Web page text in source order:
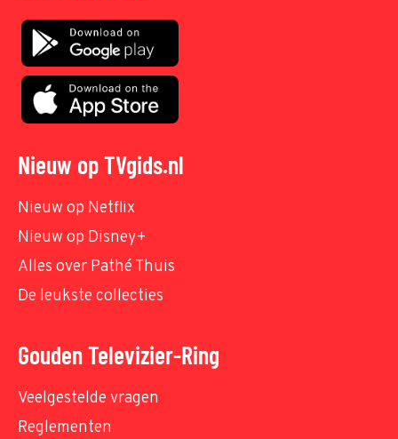
Nieuw op TVgids.nl
Nieuw op Netflix
Nieuw op Disney+
Alles over Pathé Thuis
De leukste collecties
Gouden Televizier-Ring
Veelgestelde vragen
Reglementen